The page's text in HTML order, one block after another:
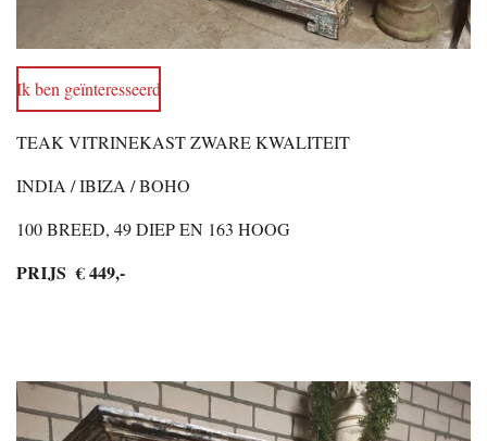
Ik ben geïnteresseerd
TEAK VITRINEKAST ZWARE KWALITEIT
INDIA / IBIZA / BOHO
100 BREED, 49 DIEP EN 163 HOOG
PRIJS € 449,-